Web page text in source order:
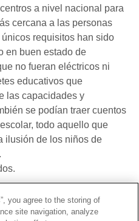
a nivel nacional para
cercana a las personas
requisitos han sido
en buen estado de
no fueran eléctricos ni
educativos que
las capacidades y
se podían traer cuentos
todo aquello que
ilusión de los niños de
|Reclamacións
you agree to the storing of
site navigation, analyze